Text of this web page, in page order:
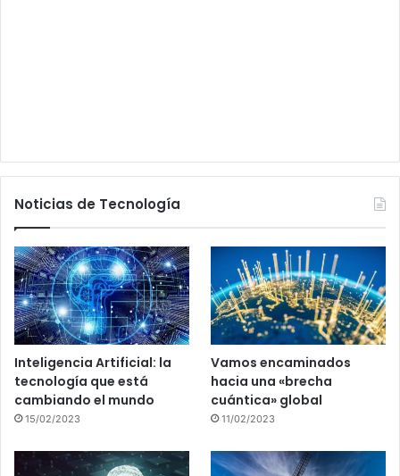
Noticias de Tecnología
Inteligencia Artificial: la
tecnología que está
cambiando el mundo
15/02/2023
Vamos encaminados
hacia una «brecha
cuántica» global
11/02/2023